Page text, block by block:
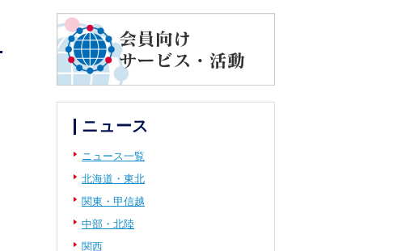
ニュース
ニュース一覧
北海道・東北
関東・甲信越
中部・北陸
関西